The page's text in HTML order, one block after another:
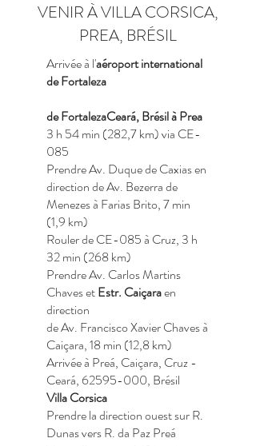
VENIR À VILLA CORSICA,
PREA, BRÉSIL
Arrivée à l'aéroport international
de Fortaleza
de FortalezaCeará, Brésil à Prea
3 h 54 min (282,7 km) via CE-
085
Prendre Av. Duque de Caxias en
direction de Av. Bezerra de
Menezes à Farias Brito, 7 min
(1,9 km)
Rouler de CE-085 à Cruz, 3 h
32 min (268 km)
Prendre Av. Carlos Martins
Chaves etEstr. Caiçaraen
direction
de Av. Francisco Xavier Chaves à
Caiçara, 18 min (12,8 km)
Arrivée à Preá, Caiçara, Cruz -
Ceará, 62595-000, Brésil
Villa Corsica
Prendre la direction ouest sur R.
Dunas vers R. da Paz Preá